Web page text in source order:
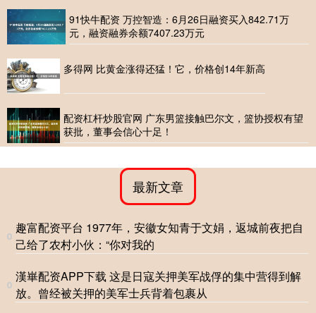
91快牛配资 万控智造：6月26日融资买入842.71万
元，融资融券余额7407.23万元
多得网 比黄金涨得还猛！它，价格创14年新高
配资杠杆炒股官网 广东男篮接触巴尔文，篮协授权有望
获批，董事会信心十足！
最新文章
趣富配资平台 1977年，安徽女知青于文娟，返城前夜把自
己给了农村小伙：“你对我的
漢崋配资APP下载 这是日寇关押美军战俘的集中营得到解
放。曾经被关押的美军士兵背着包裹从